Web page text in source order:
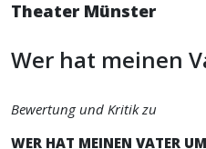
Theater Münster
Wer hat meinen
Bewertung und Kritik zu
WER HAT MEINEN VATER